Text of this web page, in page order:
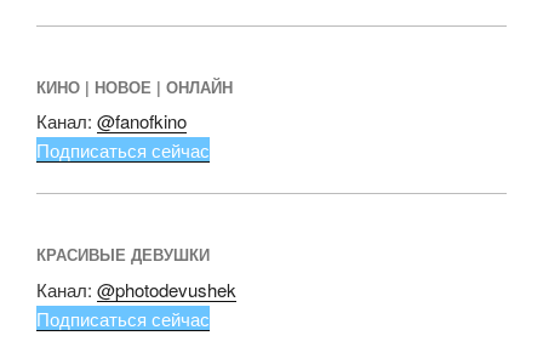
КИНО | НОВОЕ | ОНЛАЙН
Канал: @fanofkino
Подписаться сейчас
КРАСИВЫЕ ДЕВУШКИ
Канал: @photodevushek
Подписаться сейчас